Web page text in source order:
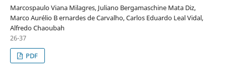
Marcospaulo Viana Milagres, Juliano Bergamaschine Mata Diz,
Marco Aurélio B ernardes de Carvalho, Carlos Eduardo Leal Vidal,
Alfredo Chaoubah
26-37
PDF